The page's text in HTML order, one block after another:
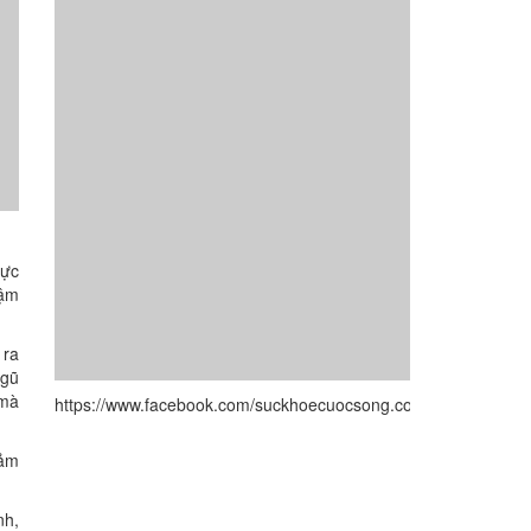
https://www.facebook.com/suckhoecuocsong.com.vn/